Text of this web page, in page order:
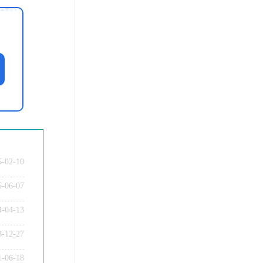
02-10
06-07
04-13
12-27
06-18
师资格证笔试科目有哪些？